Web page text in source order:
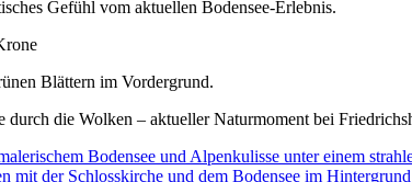
Gefühl vom aktuellen Bodensee‑Erlebnis.
durch die Wolken – aktueller Naturmoment bei